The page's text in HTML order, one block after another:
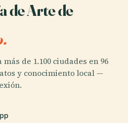
de Arte de
de 1.100 ciudades en 96
y conocimiento local —